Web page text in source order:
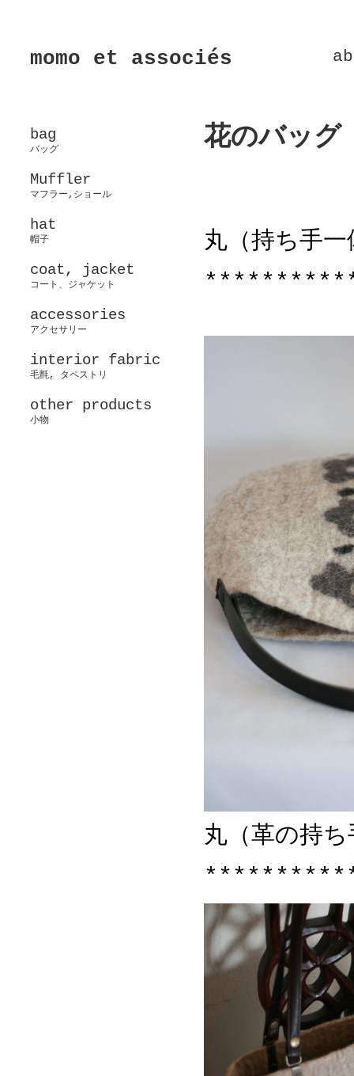
momo et associés
bag
バッグ
Muffler
マフラー,ショール
hat
帽子
coat, jacket
コート、ジャケット
accessories
アクセサリー
interior fabric
毛氈, タペストリ
other products
小物
花のバッ
丸（持ち手一
丸（革の持ち